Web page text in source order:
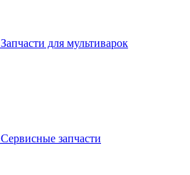
Запчасти для мультиварок
Сервисные запчасти